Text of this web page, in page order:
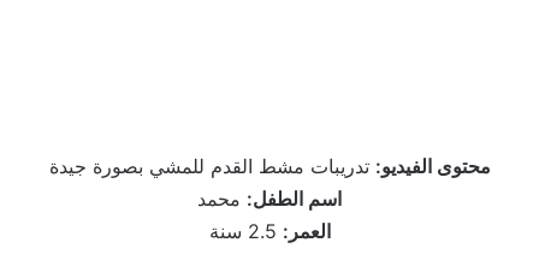
محتوى الفيديو: تدريبات مشط القدم للمشي بصورة جيدة
اسم الطفل: محمد
العمر: